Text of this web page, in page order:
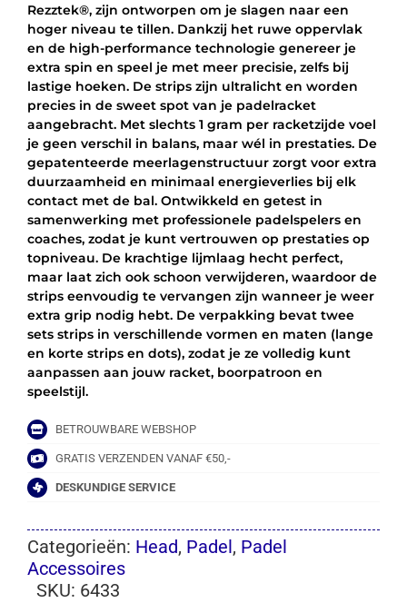
Rezztek®, zijn ontworpen om je slagen naar een
hoger niveau te tillen. Dankzij het ruwe oppervlak
en de high-performance technologie genereer je
extra spin en speel je met meer precisie, zelfs bij
lastige hoeken. De strips zijn ultralicht en worden
precies in de sweet spot van je padelracket
aangebracht. Met slechts 1 gram per racketzijde voel
je geen verschil in balans, maar wél in prestaties. De
gepatenteerde meerlagenstructuur zorgt voor extra
duurzaamheid en minimaal energieverlies bij elk
contact met de bal. Ontwikkeld en getest in
samenwerking met professionele padelspelers en
coaches, zodat je kunt vertrouwen op prestaties op
topniveau. De krachtige lijmlaag hecht perfect,
maar laat zich ook schoon verwijderen, waardoor de
strips eenvoudig te vervangen zijn wanneer je weer
extra grip nodig hebt. De verpakking bevat twee
sets strips in verschillende vormen en maten (lange
en korte strips en dots), zodat je ze volledig kunt
aanpassen aan jouw racket, boorpatroon en
speelstijl.
BETROUWBARE WEBSHOP
GRATIS VERZENDEN VANAF €50,-
DESKUNDIGE SERVICE
Categorieën: Head, Padel, Padel
Accessoires
SKU: 6433